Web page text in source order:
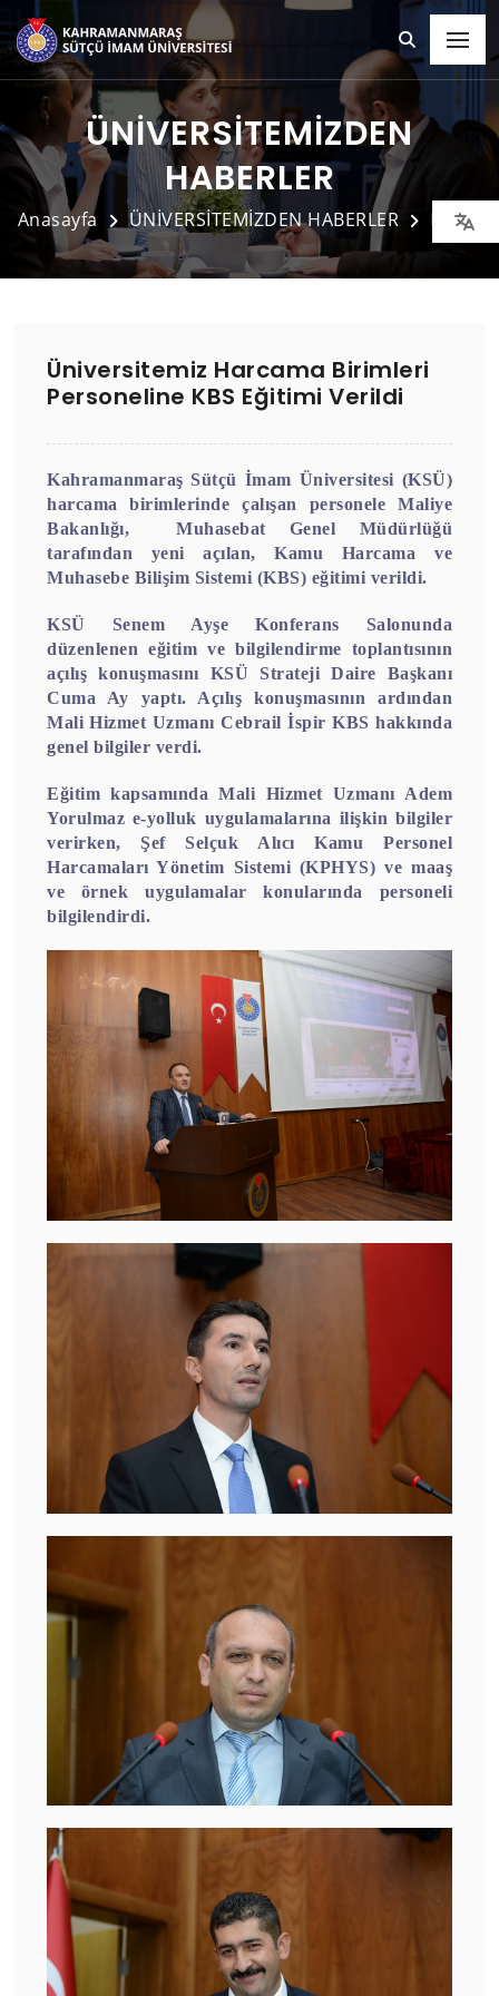
ÜNİVERSİTEMİZDEN
HABERLER
Anasayfa ÜNİVERSİTEMİZDEN HABERLER Detay
Üniversitemiz Harcama Birimleri
Personeline KBS Eğitimi Verildi
Kahramanmaraş Sütçü İmam Üniversitesi (KSÜ)
harcama birimlerinde çalışan personele Maliye
Bakanlığı, Muhasebat Genel Müdürlüğü
tarafından yeni açılan, Kamu Harcama ve
Muhasebe Bilişim Sistemi (KBS) eğitimi verildi.
KSÜ Senem Ayşe Konferans Salonunda
düzenlenen eğitim ve bilgilendirme toplantısının
açılış konuşmasını KSÜ Strateji Daire Başkanı
Cuma Ay yaptı. Açılış konuşmasının ardından
Mali Hizmet Uzmanı Cebrail İspir KBS hakkında
genel bilgiler verdi.
Eğitim kapsamında Mali Hizmet Uzmanı Adem
Yorulmaz e-yolluk uygulamalarına ilişkin bilgiler
verirken, Şef Selçuk Alıcı Kamu Personel
Harcamaları Yönetim Sistemi (KPHYS) ve maaş
ve örnek uygulamalar konularında personeli
bilgilendirdi.